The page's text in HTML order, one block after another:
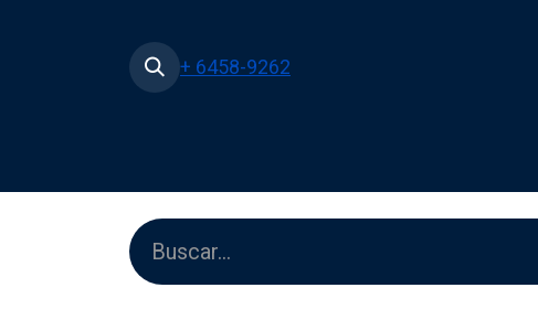
+ 6458-9262